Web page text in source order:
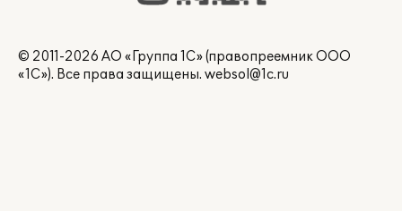
© 2011-2026 АО «Группа 1С» (правопреемник ООО
«1С»). Все права защищены. websol@1c.ru